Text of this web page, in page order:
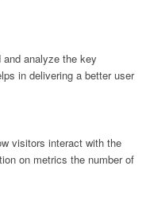
analyze the key
in delivering a better user
visitors interact with the
on metrics the number of